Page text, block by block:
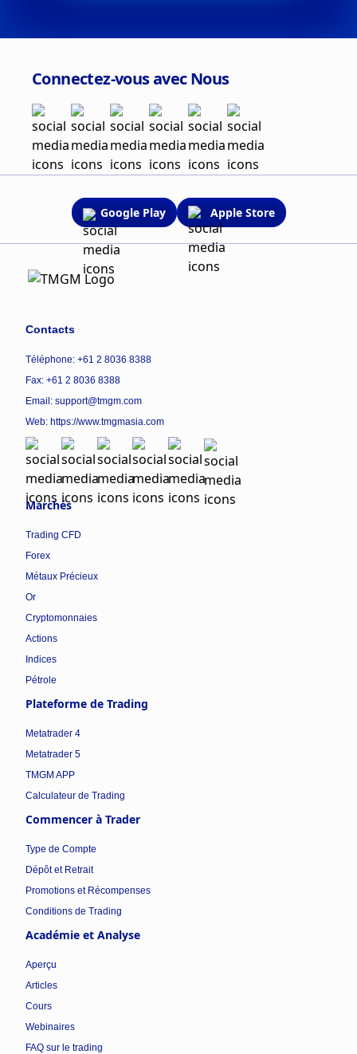
Connectez-vous avec Nous
Google Play Apple Store
Contacts
Téléphone: +61 2 8036 8388
Fax: +61 2 8036 8388
Email: support@tmgm.com
Web: https://www.tmgmasia.com
Marchés
Trading CFD
Forex
Métaux Précieux
Or
Cryptomonnaies
Actions
Indices
Pétrole
Plateforme de Trading
Metatrader 4
Metatrader 5
TMGM APP
Calculateur de Trading
Commencer à Trader
Type de Compte
Dépôt et Retrait
Promotions et Récompenses
Conditions de Trading
Académie et Analyse
Aperçu
Articles
Cours
Webinaires
FAQ sur le trading